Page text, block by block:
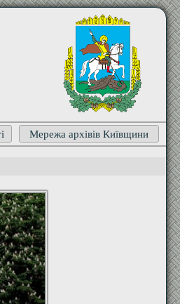
Мережа архівів Київщини